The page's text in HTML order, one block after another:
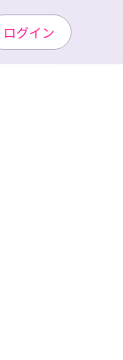
ログイン